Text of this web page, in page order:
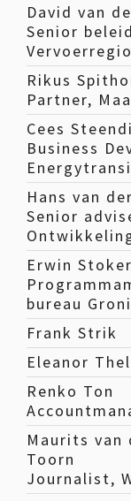
David van
Senior
Rikus
Partner,
Cees
Business
Hans van
Senior
Erwin Stoker
bureau
Frank Strik
Eleanor
Renko Ton
Maurits van
Toorn
Journalist,